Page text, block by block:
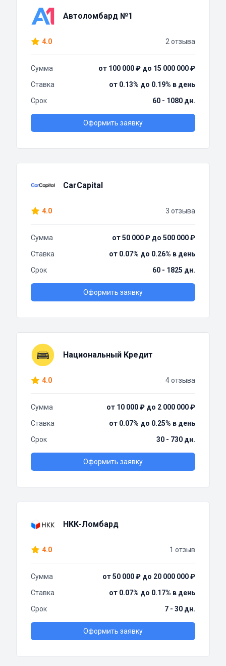
Автоломбард №1
4.0 2 отзыва
Сумма
от 100 000 ₽ до 15 000 000 ₽
Ставка
от 0.13% до 0.19% в день
Срок
60 - 1080 дн.
Оформить заявку
CarCapital
4.0 3 отзыва
Сумма
от 50 000 ₽ до 500 000 ₽
Ставка
от 0.07% до 0.26% в день
Срок
60 - 1825 дн.
Оформить заявку
Национальный Кредит
4.0 4 отзыва
Сумма
от 10 000 ₽ до 2 000 000 ₽
Ставка
от 0.07% до 0.25% в день
Срок
30 - 730 дн.
Оформить заявку
НКК-Ломбард
4.0 1 отзыв
Сумма
от 50 000 ₽ до 20 000 000 ₽
Ставка
от 0.07% до 0.17% в день
Срок
7 - 30 дн.
Оформить заявку